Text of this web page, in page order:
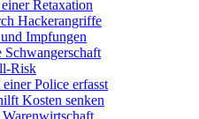
Retaxation
Hackerangriffe
Impfungen
Risk
Police erfasst
Kosten senken